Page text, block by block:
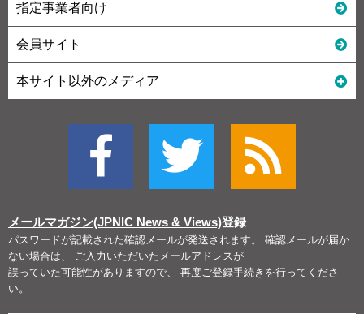
指定事業者向け
会員サイト
本サイト以外のメディア
メールマガジン(JPNIC News & Views)登録
パスワードが記載された確認メールが発送されます。 確認メールが届か
ない場合は、 ご入力いただいたメールアドレスが
誤っていた可能性がありますので、 再度ご登録手続きを行ってくださ
い。